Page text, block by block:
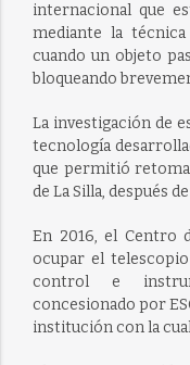
internacional que
mediante la
cuando un objeto
bloqueando
La investigación de
tecnología
que permitió
de La Silla, después
En 2016, el Centro
ocupar el
control e
concesionado por
institución con la